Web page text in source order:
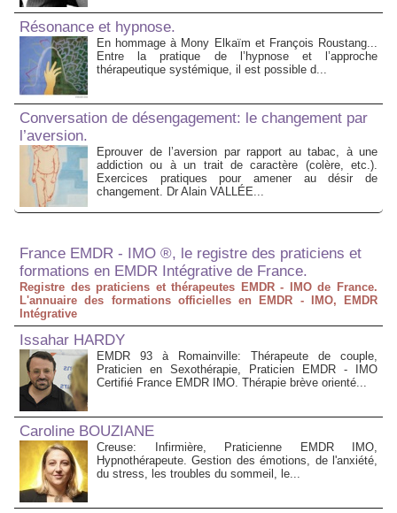
Résonance et hypnose.
En hommage à Mony Elkaïm et François Roustang...
Entre la pratique de l’hypnose et l’approche
thérapeutique systémique, il est possible d...
Conversation de désengagement: le changement par
l’aversion.
Eprouver de l’aversion par rapport au tabac, à une
addiction ou à un trait de caractère (colère, etc.).
Exercices pratiques pour amener au désir de
changement. Dr Alain VALLÉE...
France EMDR - IMO ®, le registre des praticiens et
formations en EMDR Intégrative de France.
Registre des praticiens et thérapeutes EMDR - IMO de France.
L'annuaire des formations officielles en EMDR - IMO, EMDR
Intégrative
Issahar HARDY
EMDR 93 à Romainville: Thérapeute de couple,
Praticien en Sexothérapie, Praticien EMDR - IMO
Certifié France EMDR IMO. Thérapie brève orienté...
Caroline BOUZIANE
Creuse: Infirmière, Praticienne EMDR IMO,
Hypnothérapeute. Gestion des émotions, de l'anxiété,
du stress, les troubles du sommeil, le...